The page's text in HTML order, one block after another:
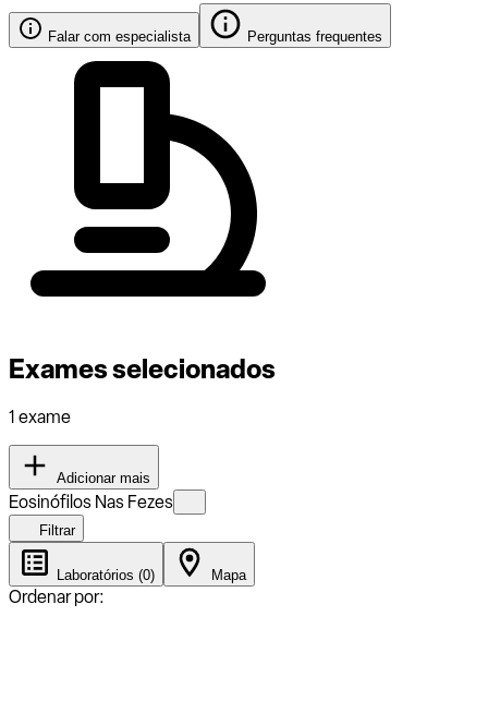
Falar com especialista Perguntas frequentes
Exames selecionados
1 exame
Adicionar mais
Eosinófilos Nas Fezes
Filtrar
Laboratórios (0) Mapa
Ordenar por: